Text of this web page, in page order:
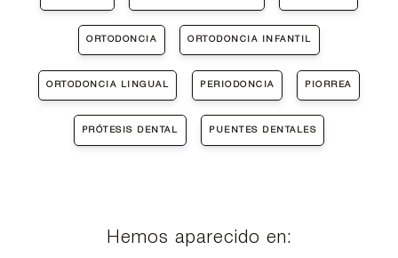
ORTODONCIA ORTODONCIA INFANTIL
ORTODONCIA LINGUAL PERIODONCIA PIORREA
PRÓTESIS DENTAL PUENTES DENTALES
Hemos aparecido en: